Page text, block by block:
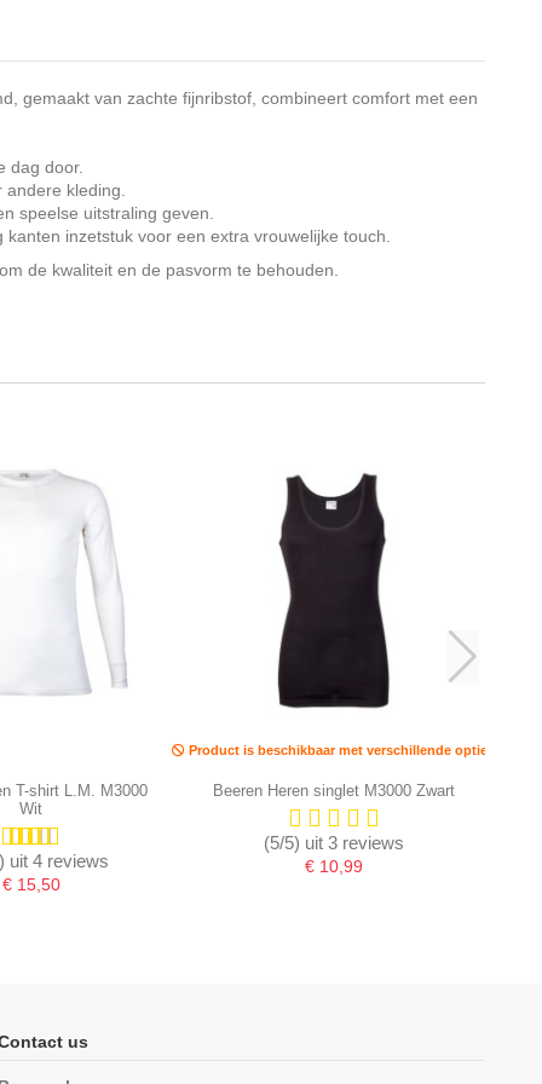
gemaakt van zachte fijnribstof, combineert comfort met een
dag door.
andere kleding.
speelse uitstraling geven.
inzetstuk voor een extra vrouwelijke touch.
de kwaliteit en de pasvorm te behouden.
T-shirt L.M. M3000
Wit
uit 4 reviews
€ 15,50
Product is beschikbaar met verschillende opties
Beeren Heren singlet M3000 Zwart
(5/5) uit 3 reviews
€ 10,99
us